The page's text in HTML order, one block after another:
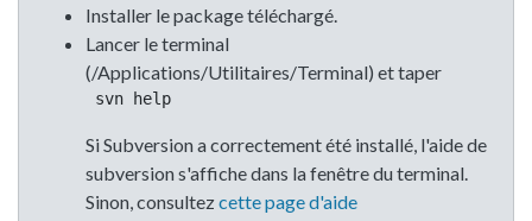
Installer le package téléchargé.
Lancer le terminal
(/Applications/Utilitaires/Terminal) et taper
svn help
Si Subversion a correctement été installé, l'aide de
subversion s'affiche dans la fenêtre du terminal.
Sinon, consultezcette page d'aide